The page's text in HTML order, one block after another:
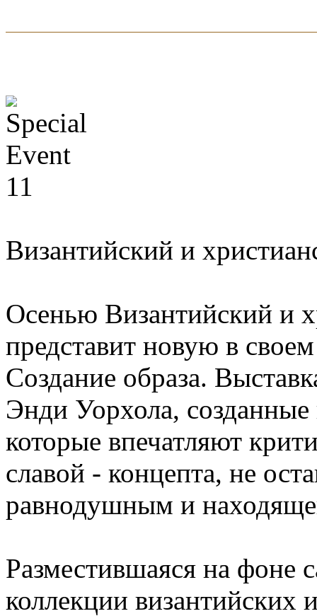
Византийский и
Осенью Византийский и
представит новую в
Создание образа.
Энди Уорхола,
которые впечатляют
славой - концепта, не
равнодушным и
Разместившаяся на фоне
коллекции византийских